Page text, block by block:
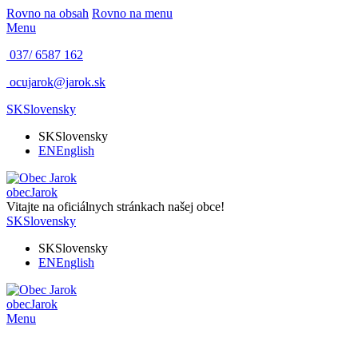
Rovno na obsah Rovno na menu
Menu
037/ 6587 162
ocujarok@jarok.sk
SKSlovensky
SKSlovensky
ENEnglish
obecJarok
Vitajte na oficiálnych stránkach našej obce!
SKSlovensky
SKSlovensky
ENEnglish
obecJarok
Menu